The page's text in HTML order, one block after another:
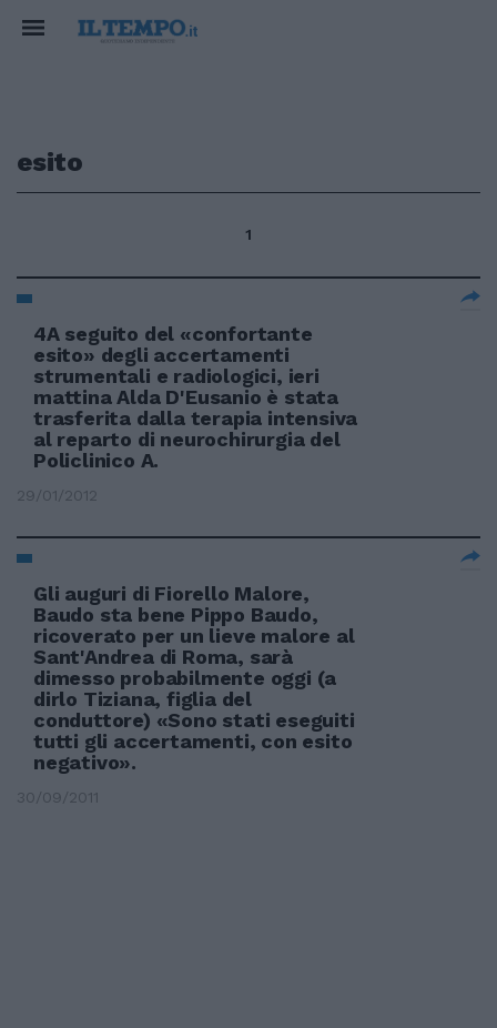
esito
1
4A seguito del «confortante
esito» degli accertamenti
strumentali e radiologici, ieri
mattina Alda D'Eusanio è stata
trasferita dalla terapia intensiva
al reparto di neurochirurgia del
Policlinico A.
29/01/2012
Gli auguri di Fiorello Malore,
Baudo sta bene Pippo Baudo,
ricoverato per un lieve malore al
Sant'Andrea di Roma, sarà
dimesso probabilmente oggi (a
dirlo Tiziana, figlia del
conduttore) «Sono stati eseguiti
tutti gli accertamenti, con esito
negativo».
30/09/2011